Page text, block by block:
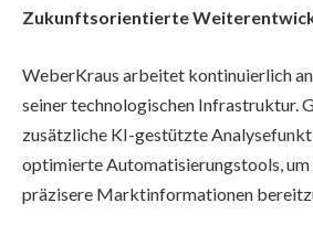
Zukunftsorientierte
WeberKraus arbeitet kontinuierlich
seiner technologischen Infrastruktur.
zusätzliche KI-gestützte
optimierte Automatisierungstools, um
präzisere Marktinformationen